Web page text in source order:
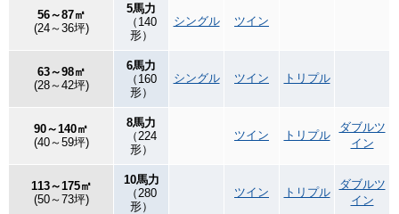
56～87㎡
(24～36坪)
5馬力
（140
形）
シングル ツイン
63～98㎡
(28～42坪)
6馬力
（160
形）
シングル ツイン トリプル
90～140㎡
(40～59坪)
8馬力
（224
形）
ツイン トリプル
ダブルツ
イン
113～175㎡
(50～73坪)
10馬力
（280
形）
ツイン トリプル
ダブルツ
イン